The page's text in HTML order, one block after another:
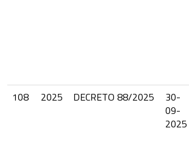
108
2025 DECRETO 88/2025
30-
09-
2025